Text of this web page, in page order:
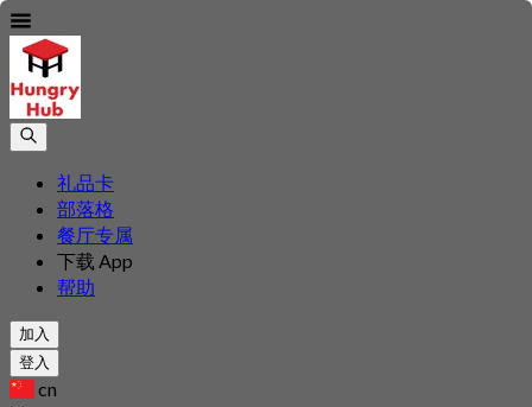
礼品卡
部落格
餐厅专属
下载 App
帮助
加入
登入
cn